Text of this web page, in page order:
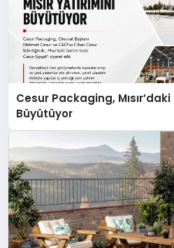
Cesur Packaging,
Büyütüyor